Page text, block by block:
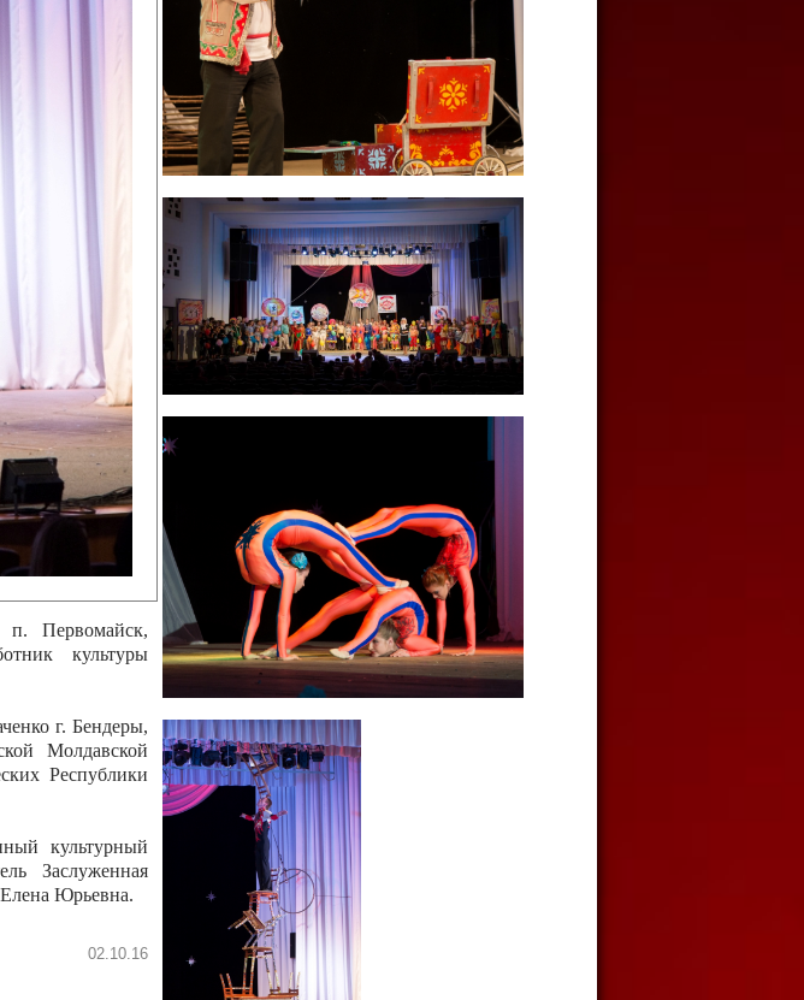
культуры с.
«Культурно-
работники
и
с. Делакеу,
культуры
Красное,
культуры
–юношеского
Хачатурян Юрий
культуры г.
п. Первомайск,
культуры
г. Бендеры,
Молдавской
Республики
культурный
Заслуженная
Юрьевна.
02.10.16